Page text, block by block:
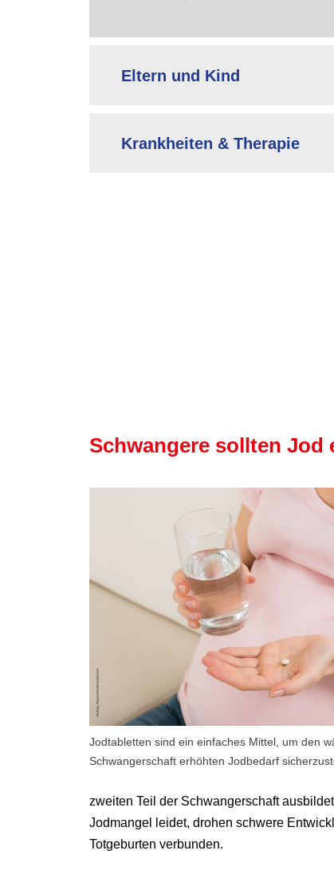
Eltern und Kind
Krankheiten & Therapie
Schwangere sollten Jod
Jodtabletten sind ein einfaches Mittel, um den
Schwangerschaft erhöhten Jodbedarf
zweiten Teil der Schwangerschaft
Jodmangel leidet, drohen schwere
Totgeburten verbunden.